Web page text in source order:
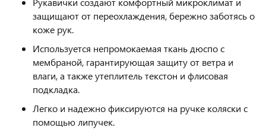
защищают от переохлаждения, бережно заботясь о
коже рук.
Используется непромокаемая ткань дюспо с
мембраной, гарантирующая защиту от ветра и
влаги, а также утеплитель текстон и флисовая
подкладка.
Легко и надежно фиксируются на ручке коляски с
помощью липучек.